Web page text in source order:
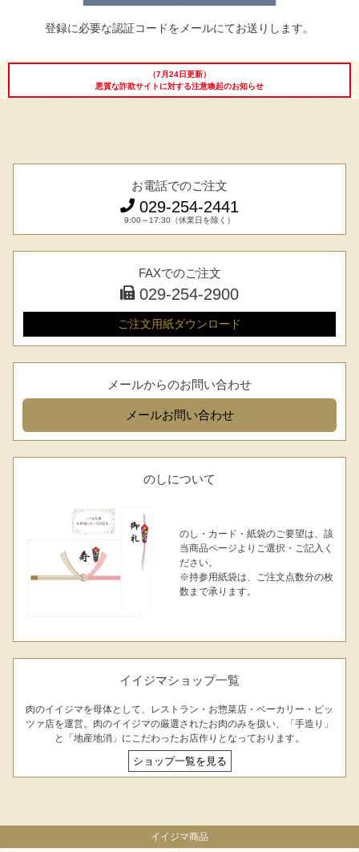
お中元ハムギフ
ト
結婚内祝い
長寿祝い 高級肉ギフト 法人ギフト
LINEギフト ふるさと納税
登録に必要な認証コードをメールにてお送りします。
（7月24日更新）
悪質な詐欺サイトに対する注意喚起のお知らせ
お電話でのご注文
029-254-2441
9:00～17:30（休業日を除く）
FAXでのご注文
029-254-2900
ご注文用紙ダウンロード
メールからのお問い合わせ
メールお問い合わせ
のしについて
のし・カード・紙袋のご要望は、該
当商品ページよりご選択・ご記入く
ださい。
※持参用紙袋は、ご注文点数分の枚
数まで承ります。
イイジマショップ一覧
肉のイイジマを母体として、レストラン・お惣菜店・ベーカリー・ピッ
ツァ店を運営。肉のイイジマの厳選されたお肉のみを扱い、「手造り」
と「地産地消」にこだわったお店作りとなっております。
ショップ一覧を見る
イイジマ商品